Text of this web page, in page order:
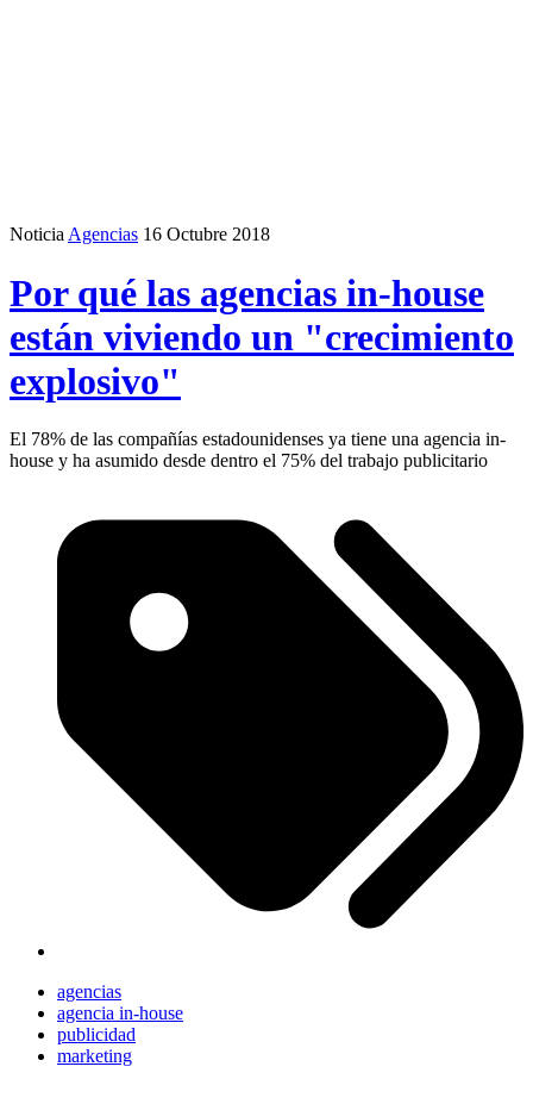
Noticia Agencias 16 Octubre 2018
Por qué las agencias in-house
están viviendo un "crecimiento
explosivo"
El 78% de las compañías estadounidenses ya tiene una agencia in-
house y ha asumido desde dentro el 75% del trabajo publicitario
agencias
agencia in-house
publicidad
marketing